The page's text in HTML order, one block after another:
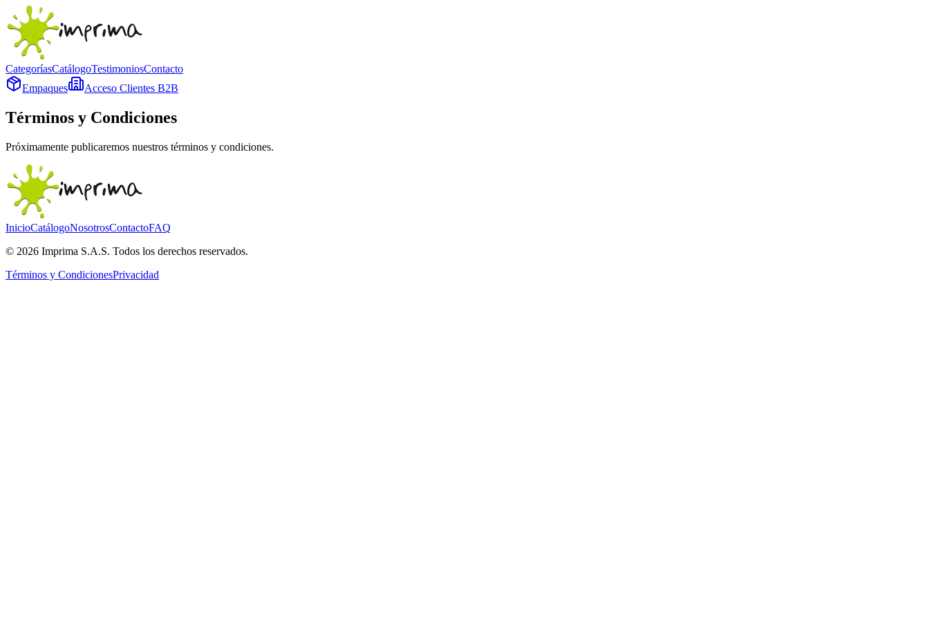
CategoríasCatálogoTestimoniosContacto
Empaques
Acceso Clientes B2B
Términos y Condiciones
Próximamente publicaremos nuestros términos y condiciones.
InicioCatálogoNosotrosContactoFAQ
© 2026 Imprima S.A.S. Todos los derechos reservados.
Términos y CondicionesPrivacidad